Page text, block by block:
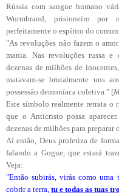
Rússia com sangue humano
Wurmbrand, prisioneiro por
perfeitamente o espírito do
"As revoluções não fazem o
mania. Nas revoluções russa e
dezenas de milhões de
matavam-se brutalmente uns
possessão demoníaca coletiva." [
Este símbolo realmente retrata o
que o Anticristo possa
dezenas de milhões para
Aí então, Deus profetiza de
falando a Gogue, que estará
Veja:
"Então subirás, virás como uma
cobrir a terra, tu e todas as tuas